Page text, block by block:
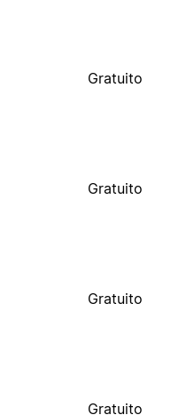
Gratuito
Gratuito
Gratuito
Gratuito